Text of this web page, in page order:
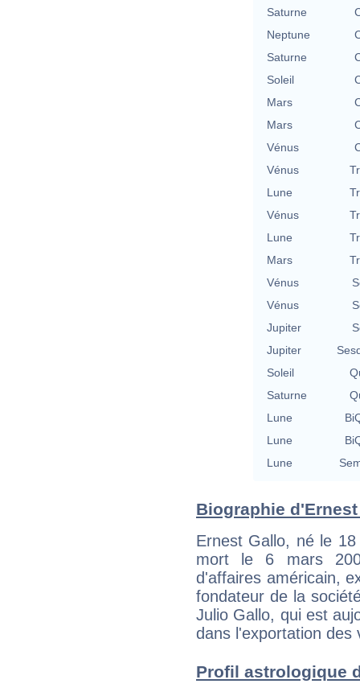
Saturne
Neptune
Saturne
Soleil
Mars
Mars
Vénus
Vénus
Lune
Vénus
Lune
Mars
Vénus
Vénus
Jupiter
Jupiter
Soleil
Saturne
Lune
Lune
Lune
Biographie
Ernest Gallo, né le
mort le 6 mars
d'affaires américain,
fondateur de la
Julio Gallo, qui est
dans l'exportation des
Profil astrologique